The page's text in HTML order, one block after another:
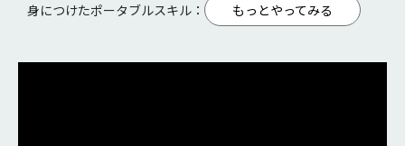
身につけたポータブルスキル：
もっとやってみる